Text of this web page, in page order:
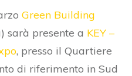
Green Building
sarà presente a KEY –
, presso il Quartiere
di riferimento in Sud